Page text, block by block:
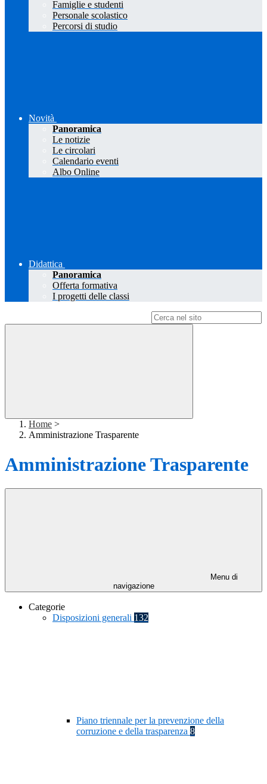
Famiglie e studenti
Personale scolastico
Percorsi di studio
Novità
Panoramica
Le notizie
Le circolari
Calendario eventi
Albo Online
Didattica
Panoramica
Offerta formativa
I progetti delle classi
Home >
Amministrazione Trasparente
Amministrazione Trasparente
Menu di
navigazione
Categorie
Disposizioni generali 132
Piano triennale per la prevenzione della
corruzione e della trasparenza 8